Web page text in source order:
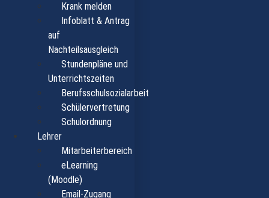
Krank melden
Infoblatt & Antrag
auf
Nachteilsausgleich
Stundenpläne und
Unterrichtszeiten
Berufsschulsozialarbeit
Schülervertretung
Schulordnung
Lehrer
Mitarbeiterbereich
eLearning
(Moodle)
Email-Zugang